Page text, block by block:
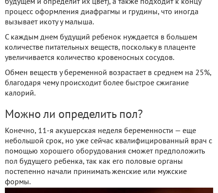
будущем и определит их цвет), а также подходит к концу
процесс оформления диафрагмы и грудины, что иногда
вызывает икоту у малыша.
С каждым днем будущий ребенок нуждается в большем
количестве питательных веществ, поскольку в плаценте
увеличивается количество кровеносных сосудов.
Обмен веществ у беременной возрастает в среднем на 25%,
благодаря чему происходит более быстрое сжигание
калорий.
Можно ли определить пол?
Конечно, 11-я акушерская неделя беременности — еще
небольшой срок, но уже сейчас квалифицированный врач с
помощью хорошего оборудования сможет предположить
пол будущего ребенка, так как его половые органы
постепенно начали принимать женские или мужские
формы.